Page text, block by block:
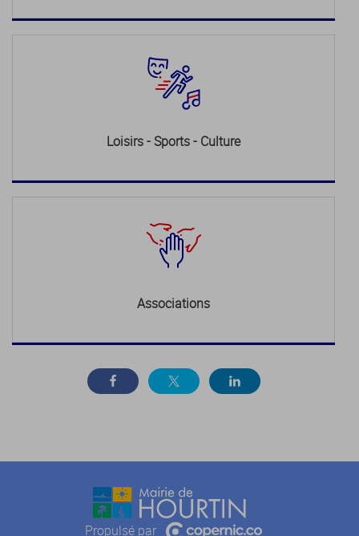
Loisirs - Sports - Culture
Associations
Propulsé par